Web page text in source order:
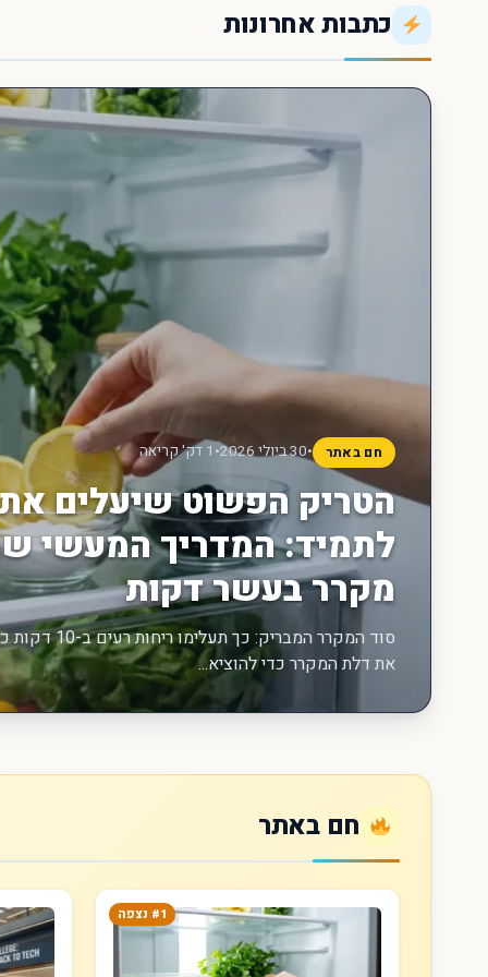
חפש
עכשיו
כתבות אחרונות
חם באתר •30 ביולי 2026 • 1 דק' קריאה
הטריק הפשוט שיעלים
לתמיד: המדריך המעשי
מקרר בעשר דקות
סוד המקרר
את דלת המקרר כדי להוציא...
חם באתר
#1 נצפה